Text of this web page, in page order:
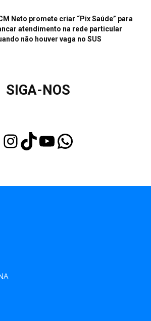
Neto promete criar “Pix Saúde” para
atendimento na rede particular
não houver vaga no SUS
SIGA-NOS
InstagramTikTok Youtube WhatsApp